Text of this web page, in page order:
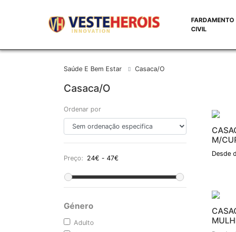
FARDAMENTO
CIVIL
Saúde E Bem Estar Casaca/o
Casaca/o
Ordenar por
Preço:
Género
Adulto
M/
Desde